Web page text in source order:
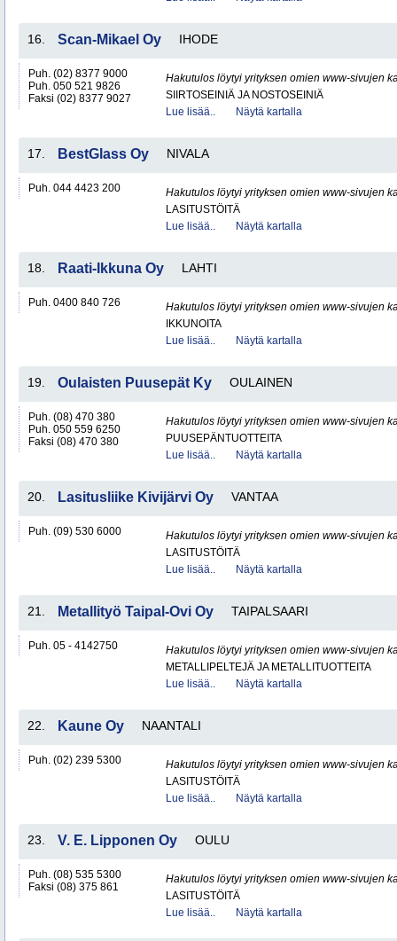
16. Scan-Mikael Oy IHODE
Puh. (02) 8377 9000
Puh. 050 521 9826
Faksi (02) 8377 9027
Hakutulos löytyi yrityksen omien www-sivujen
SIIRTOSEINIÄ JA NOSTOSEINIÄ
Lue lisää..
Näytä kartalla
17. BestGlass Oy NIVALA
Puh. 044 4423 200
Hakutulos löytyi yrityksen omien www-sivujen
LASITUSTÖITÄ
Lue lisää..
Näytä kartalla
18. Raati-Ikkuna Oy LAHTI
Puh. 0400 840 726
Hakutulos löytyi yrityksen omien www-sivujen
IKKUNOITA
Lue lisää..
Näytä kartalla
19. Oulaisten Puusepät Ky OULAINEN
Puh. (08) 470 380
Puh. 050 559 6250
Faksi (08) 470 380
Hakutulos löytyi yrityksen omien www-sivujen
PUUSEPÄNTUOTTEITA
Lue lisää..
Näytä kartalla
20. Lasitusliike Kivijärvi Oy VANTAA
Puh. (09) 530 6000
Hakutulos löytyi yrityksen omien www-sivujen
LASITUSTÖITÄ
Lue lisää..
Näytä kartalla
21. Metallityö Taipal-Ovi Oy TAIPALSAARI
Puh. 05 - 4142750
Hakutulos löytyi yrityksen omien www-sivujen
METALLIPELTEJÄ JA METALLITUOTTEITA
Lue lisää..
Näytä kartalla
22. Kaune Oy NAANTALI
Puh. (02) 239 5300
Hakutulos löytyi yrityksen omien www-sivujen
LASITUSTÖITÄ
Lue lisää..
Näytä kartalla
23. V. E. Lipponen Oy OULU
Puh. (08) 535 5300
Faksi (08) 375 861
Hakutulos löytyi yrityksen omien www-sivujen
LASITUSTÖITÄ
Lue lisää..
Näytä kartalla